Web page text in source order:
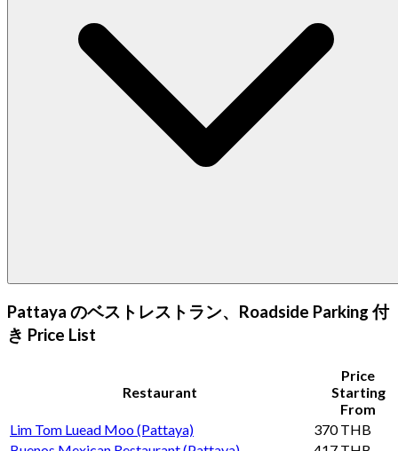
Pattaya のベストレストラン、Roadside Parking 付
き Price List
Restaurant
Price
Starting
From
Lim Tom Luead Moo (Pattaya)
370 THB